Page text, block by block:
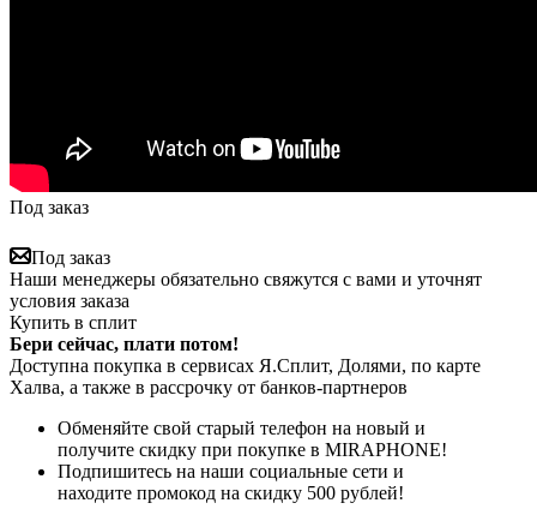
Под заказ
Под заказ
Наши менеджеры обязательно свяжутся с вами и уточнят
условия заказа
Купить в сплит
Бери сейчас, плати потом!
Доступна покупка в сервисах Я.Сплит, Долями, по карте
Халва, а также в рассрочку от банков-партнеров
Обменяйте свой старый телефон на новый и
получите скидку при покупке в MIRAPHONE!
Подпишитесь на наши социальные сети и
находите промокод на скидку 500 рублей!